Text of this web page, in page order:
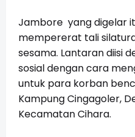
Jambore yang digelar
mempererat tali
sesama. Lantaran diisi
sosial dengan cara
untuk para korban
Kampung Cingagoler,
Kecamatan Cihara.